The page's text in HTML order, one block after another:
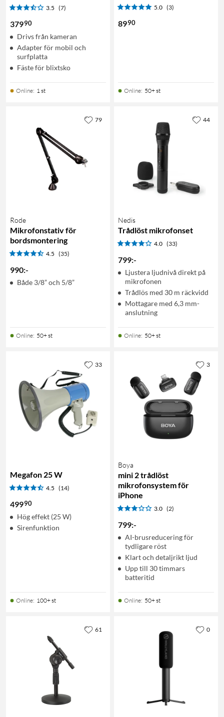
3.5 (7)
37990
Drivs från kameran
Adapter för mobil och
surfplatta
Fäste för blixtsko
Online: 1 st
5.0 (3)
8990
Online: 50+ st
Rode
Mikrofonstativ för
bordsmontering
4.5 (35)
990:-
Både 3/8” och 5/8”
Online: 50+ st
79
Nedis
Trådlöst mikrofonset
4.0 (33)
799:-
Ljustera ljudnivå direkt på
mikrofonen
Trådlös med 30 m räckvidd
Mottagare med 6,3 mm-
anslutning
Online: 50+ st
44
Megafon 25 W
4.5 (14)
49990
Hög effekt (25 W)
Sirenfunktion
Online: 100+ st
33
Boya
mini 2 trådlöst
mikrofonsystem för
iPhone
3.0 (2)
799:-
AI-brusreducering för
tydligare röst
Klart och detaljrikt ljud
Upp till 30 timmars
batteritid
Online: 50+ st
3
61 0